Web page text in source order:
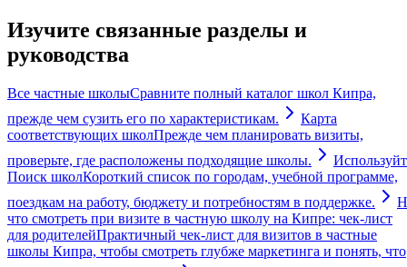
Изучите связанные разделы и
руководства
Все частные школыСравните полный каталог школ Кипра,
прежде чем сузить его по характеристикам.
Карта
соответствующих школПрежде чем планировать визиты,
проверьте, где расположены подходящие школы.
Поиск школКороткий список по городам, учебной программе,
поездкам на работу, бюджету и потребностям в поддержке.
что смотреть при визите в частную школу на Кипре: чек-лист
для родителейПрактичный чек-лист для визитов в частные
школы Кипра, чтобы смотреть глубже маркетинга и понять, что